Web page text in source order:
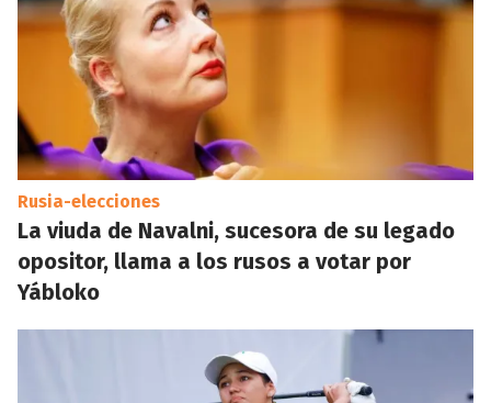
Rusia-elecciones
La viuda de Navalni, sucesora de su legado
opositor, llama a los rusos a votar por
Yábloko